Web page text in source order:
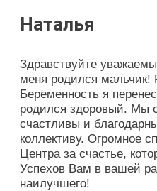
Наталья
Здравствуйте
меня родился мальчик!
Беременность я
родился здоровый. Мы
счастливы и
коллективу. Огромное
Центра за счастье,
Успехов Вам в вашей
наилучшего!